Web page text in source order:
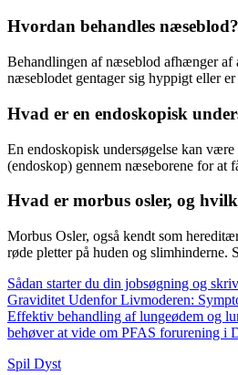
Hvordan behandles næseblod?
Behandlingen af næseblod afhænger af
næseblodet gentager sig hyppigt eller
Hvad er en endoskopisk
En endoskopisk undersøgelse kan
(endoskop) gennem næseborene for at
Hvad er morbus osler, og
Morbus Osler, også kendt som
røde pletter på huden og
Sådan starter du din jobsøgning og
Graviditet Udenfor Livmoderen:
Effektiv behandling af lungeødem og
behøver at vide om PFAS forurening i
Spil Dyst